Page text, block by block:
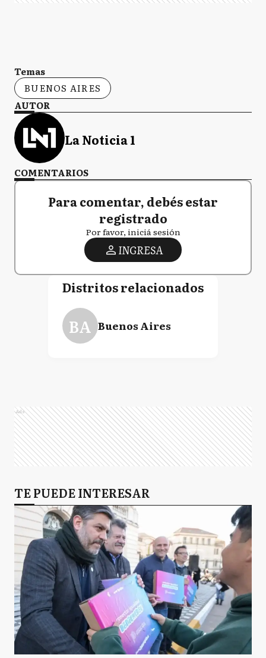
Temas
BUENOS AIRES
AUTOR
La Noticia 1
COMENTARIOS
Para comentar, debés estar
registrado
Por favor, iniciá sesión
INGRESA
Distritos relacionados
BA Buenos Aires
Ads
TE PUEDE INTERESAR